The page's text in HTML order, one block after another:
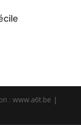
: www.a6t.be |